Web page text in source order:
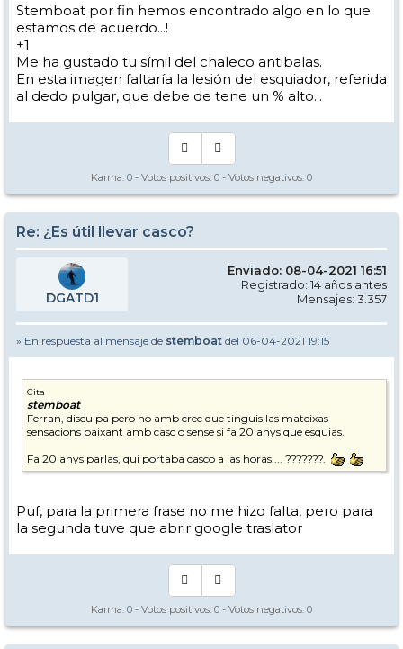
Stemboat por fin hemos encontrado algo en lo que
estamos de acuerdo...!
+1
Me ha gustado tu símil del chaleco antibalas.
En esta imagen faltaría la lesión del esquiador, referida
al dedo pulgar, que debe de tene un % alto...
Karma: 0 - Votos positivos: 0 - Votos negativos: 0
Re: ¿Es útil llevar casco?
DGATD1
Enviado: 08-04-2021 16:51
Registrado: 14 años antes
Mensajes: 3.357
» En respuesta al mensaje de stemboat del 06-04-2021 19:15
Cita
stemboat
Ferran, disculpa pero no amb crec que tinguis las mateixas
sensacions baixant amb casc o sense si fa 20 anys que esquias.
Fa 20 anys parlas, qui portaba casco a las horas.... ???????.
Puf, para la primera frase no me hizo falta, pero para
la segunda tuve que abrir google traslator
Karma: 0 - Votos positivos: 0 - Votos negativos: 0